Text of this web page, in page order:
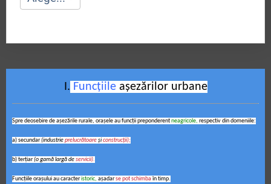
I. Funcţiileaşezărilor urbane
Spre deosebire de aşezările rurale, oraşele au funcţii preponderentneagricole, respectiv din domeniile:
a) secundar(industrieprelucrătoareşiconstrucţii);
b) terţiar(o gamă largă deservicii).
Funcţiile oraşului au caracteristoric, aşadarse pot schimbaîn timp.